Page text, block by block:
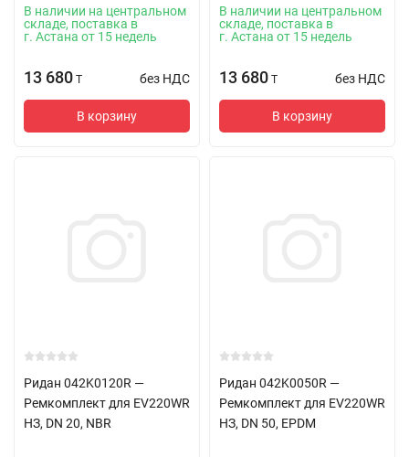
В наличии на центральном
складе, поставка в
г. Астана от 15 недель
13 680 T без НДС
В корзину
В наличии на центральном
складе, поставка в
г. Астана от 15 недель
13 680 T без НДС
В корзину
Ридан 042K0120R —
Ремкомплект для EV220WR
НЗ, DN 20, NBR
Ридан 042K0050R —
Ремкомплект для EV220WR
НЗ, DN 50, EPDM